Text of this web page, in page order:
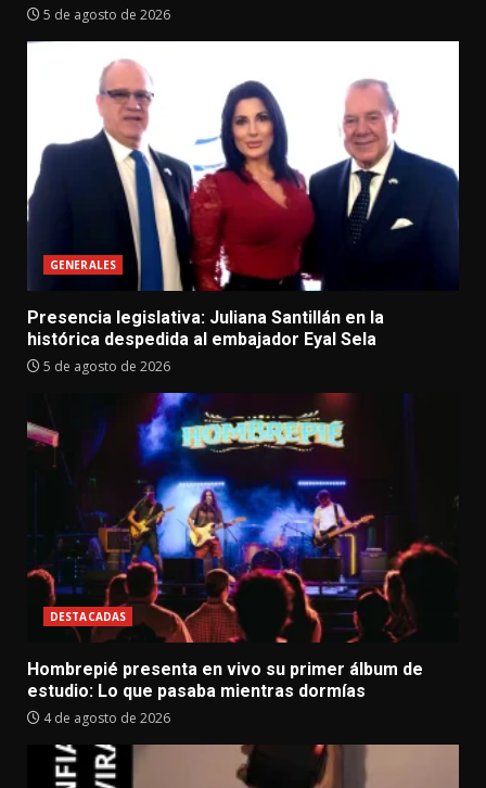
5 de agosto de 2026
GENERALES
Presencia legislativa: Juliana Santillán en la
histórica despedida al embajador Eyal Sela
5 de agosto de 2026
DESTACADAS
Hombrepié presenta en vivo su primer álbum de
estudio: Lo que pasaba mientras dormías
4 de agosto de 2026